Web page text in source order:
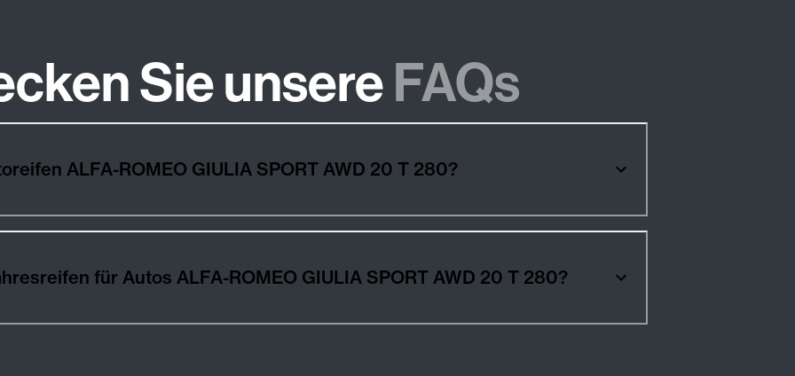
Sie unsereFAQs
Wie wählt man die besten Autoreifen ALFA-ROMEO GIULIA SPORT AWD 20 T 280?
Winter-, Sommer- und Ganzjahresreifen für Autos ALFA-ROMEO GIULIA SPORT AWD 20 T 280?